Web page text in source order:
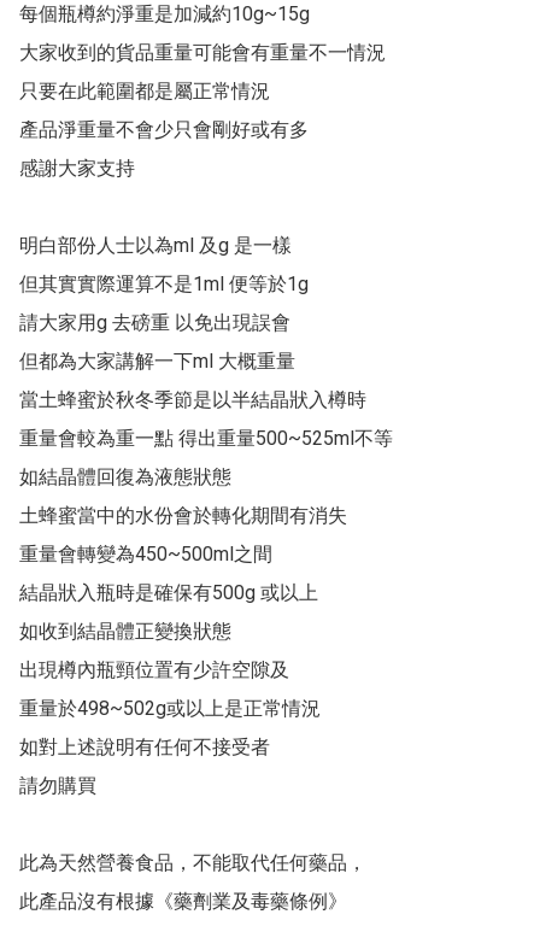
每個瓶樽約淨重是加減約10g~15g
大家收到的貨品重量可能會有重量不一情況
只要在此範圍都是屬正常情況
產品淨重量不會少只會剛好或有多
感謝大家支持
明白部份人士以為ml 及g 是一樣
但其實實際運算不是1ml 便等於1g
請大家用g 去磅重 以免出現誤會
但都為大家講解一下ml 大概重量
當土蜂蜜於秋冬季節是以半結晶狀入樽時
重量會較為重一點 得出重量500~525ml不等
如結晶體回復為液態狀態
土蜂蜜當中的水份會於轉化期間有消失
重量會轉變為450~500ml之間
結晶狀入瓶時是確保有500g 或以上
如收到結晶體正變換狀態
出現樽內瓶頸位置有少許空隙及
重量於498~502g或以上是正常情況
如對上述說明有任何不接受者
請勿購買
此為天然營養食品，不能取代任何藥品，
此產品沒有根據《藥劑業及毒藥條例》